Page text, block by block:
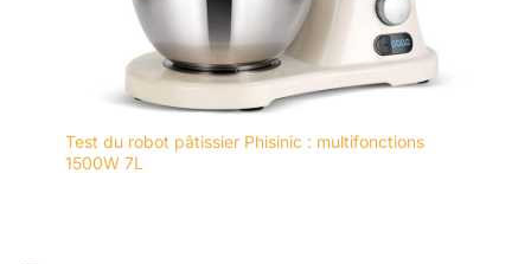
Test du robot pâtissier Phisinic : multifonctions
1500W 7L